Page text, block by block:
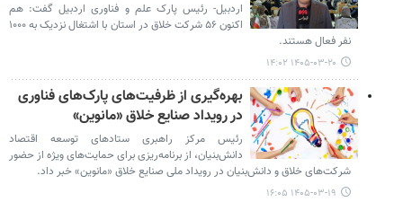
اردبیل- رئیس پارک علم و فناوری اردبیل گفت: هم
اکنون ۵۶ شرکت خلاق در استان با اشتغال نزدیک به ۱۰۰۰
نفر فعال هستند.
۱۴۰۵-۰۳-۲۰ ۱۴:۰۲
بهره‌گیری از ظرفیت‌های پارک‌های فناوری
در رویداد صنایع خلاق «مانوین»
رئیس مرکز راهبری ستادهای توسعه اقتصاد
دانش‌بنیان، از برنامه‌ریزی برای حمایت‌های ویژه از حضور
شرکت‌های خلاق و دانش‌بنیان در رویداد ملی صنایع خلاق «مانوین» خبر داد.
۱۴۰۵-۰۳-۱۹ ۱۶:۰۵